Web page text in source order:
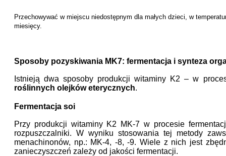
Przechowywać w miejscu niedostępnym dla małych dzieci, w
miesięcy.
Sposoby pozyskiwania MK7: fermentacja i synteza
Istnieją dwa sposoby produkcji witaminy K2 – w
roślinnych olejków eterycznych.
Fermentacja soi
Przy produkcji witaminy K2 MK-7 w procesie
rozpuszczalniki. W wyniku stosowania tej metody
menachinonów, np.: MK-4, -8, -9. Wiele z nich jest
zanieczyszczeń zależy od jakości fermentacji.